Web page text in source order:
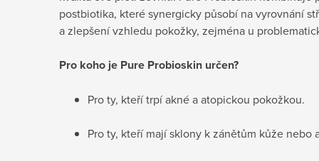
postbiotika, které synergicky působí na vyrovnání
a zlepšení vzhledu pokožky, zejména u
Pro koho je Pure Probioskin určen?
Pro ty, kteří trpí akné a atopickou pokožkou.
Pro ty, kteří mají sklony k zánětům kůže nebo